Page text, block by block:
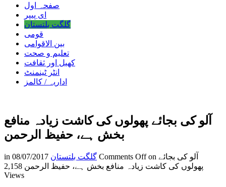
صفحہ اول
ای پیپر
گلگت بلتستان
قومی
بین الاقوامی
تعلیم و صحت
کھیل اور ثقافت
انٹر ٹینمنٹ
اداریہ / کالمز
آلو کی بجائے پھولوں کی کاشت زیادہ منافع
بخش ہے، حفیظ الرحمن
in گلگت بلتستان 08/07/2017 Comments Offon آلو کی بجائے
پھولوں کی کاشت زیادہ منافع بخش ہے، حفیظ الرحمن 2,158
Views